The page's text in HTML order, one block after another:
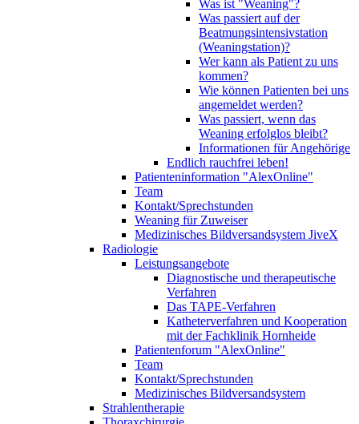
Was ist "Weaning"?
Was passiert auf der
Beatmungsintensivstation
(Weaningstation)?
Wer kann als Patient zu uns
kommen?
Wie können Patienten bei uns
angemeldet werden?
Was passiert, wenn das
Weaning erfolglos bleibt?
Informationen für Angehörige
Endlich rauchfrei leben!
Patienteninformation "AlexOnline"
Team
Kontakt/Sprechstunden
Weaning für Zuweiser
Medizinisches Bildversandsystem JiveX
Radiologie
Leistungsangebote
Diagnostische und therapeutische
Verfahren
Das TAPE-Verfahren
Katheterverfahren und Kooperation
mit der Fachklinik Hornheide
Patientenforum "AlexOnline"
Team
Kontakt/Sprechstunden
Medizinisches Bildversandsystem
Strahlentherapie